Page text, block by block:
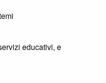
educativi, e